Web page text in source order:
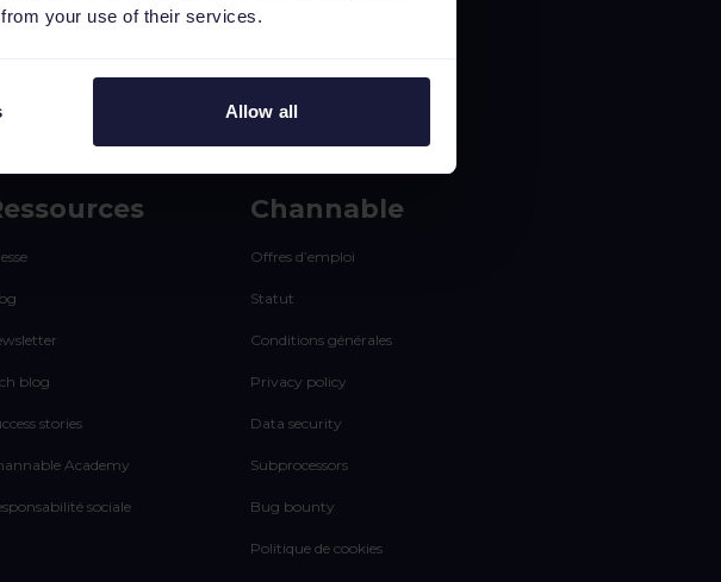
your use of their services.
Allow all
blog
stories
Academy
sociale
Channable
Offres d’emploi
Statut
Conditions générales
Privacy policy
Data security
Subprocessors
Bug bounty
Politique de cookies